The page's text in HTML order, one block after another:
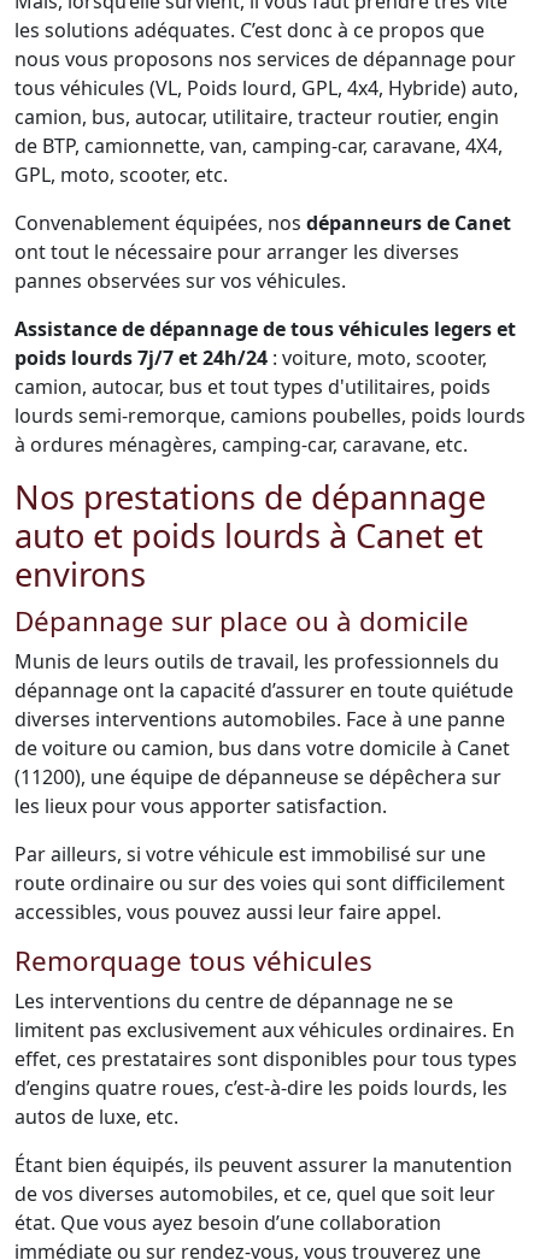
les solutions adéquates. C’est donc à ce propos que
nous vous proposons nos services de dépannage pour
tous véhicules (VL, Poids lourd, GPL, 4x4, Hybride) auto,
camion, bus, autocar, utilitaire, tracteur routier, engin
de BTP, camionnette, van, camping-car, caravane, 4X4,
GPL, moto, scooter, etc.
Convenablement équipées, nos dépanneurs de Canet
ont tout le nécessaire pour arranger les diverses
pannes observées sur vos véhicules.
Assistance de dépannage de tous véhicules legers et
poids lourds 7j/7 et 24h/24 : voiture, moto, scooter,
camion, autocar, bus et tout types d'utilitaires, poids
lourds semi-remorque, camions poubelles, poids lourds
à ordures ménagères, camping-car, caravane, etc.
Nos prestations de dépannage
auto et poids lourds à Canet et
environs
Dépannage sur place ou à domicile
Munis de leurs outils de travail, les professionnels du
dépannage ont la capacité d’assurer en toute quiétude
diverses interventions automobiles. Face à une panne
de voiture ou camion, bus dans votre domicile à Canet
(11200), une équipe de dépanneuse se dépêchera sur
les lieux pour vous apporter satisfaction.
Par ailleurs, si votre véhicule est immobilisé sur une
route ordinaire ou sur des voies qui sont difficilement
accessibles, vous pouvez aussi leur faire appel.
Remorquage tous véhicules
Les interventions du centre de dépannage ne se
limitent pas exclusivement aux véhicules ordinaires. En
effet, ces prestataires sont disponibles pour tous types
d’engins quatre roues, c’est-à-dire les poids lourds, les
autos de luxe, etc.
Étant bien équipés, ils peuvent assurer la manutention
de vos diverses automobiles, et ce, quel que soit leur
état. Que vous ayez besoin d’une collaboration
immédiate ou sur rendez-vous, vous trouverez une